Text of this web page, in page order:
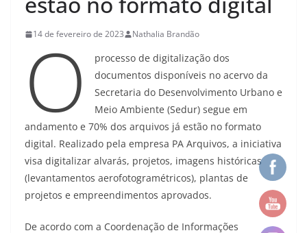
14 de fevereiro de 2023 Nathalia Brandão
O
processo de digitalização dos
documentos disponíveis no acervo da
Secretaria do Desenvolvimento Urbano e
Meio Ambiente (Sedur) segue em
andamento e 70% dos arquivos já estão no formato
digital. Realizado pela empresa PA Arquivos, a iniciativa
visa digitalizar alvarás, projetos, imagens históricas
(levantamentos aerofotogramétricos), plantas de
projetos e empreendimentos aprovados.
De acordo com a Coordenação de Informações